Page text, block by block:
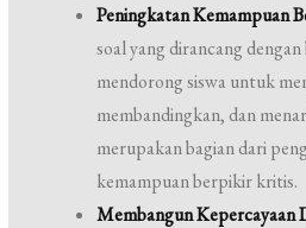
Peningkatan Kemampuan
soal yang dirancang
mendorong siswa untuk
membandingkan, dan
merupakan bagian dari
kemampuan berpikir kritis.
Membangun Kepercayaan